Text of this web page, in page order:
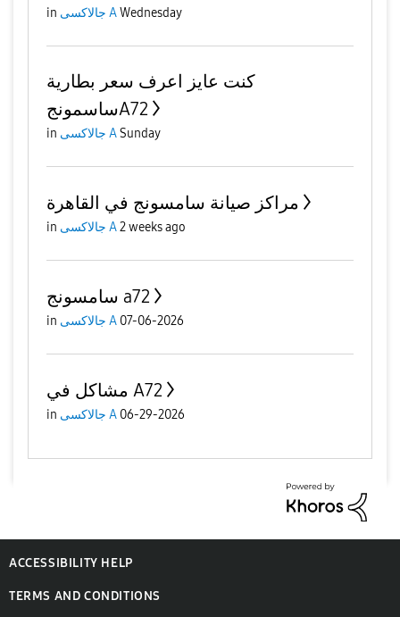
in جالاكسى AWednesday
كنت عايز اعرف سعر بطارية
ساسمونجA72
in جالاكسى ASunday
مراكز صيانة سامسونج في القاهرة
in جالاكسى A2 weeks ago
سامسونج a72
in جالاكسى A 07-06-2026
مشاكل في A72
in جالاكسى A 06-29-2026
ACCESSIBILITY HELP
TERMS AND CONDITIONS